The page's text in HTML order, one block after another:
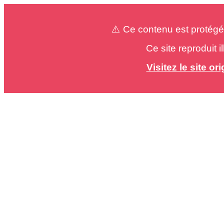
⚠️ Ce contenu est
Ce site reproduit
Visitez le site